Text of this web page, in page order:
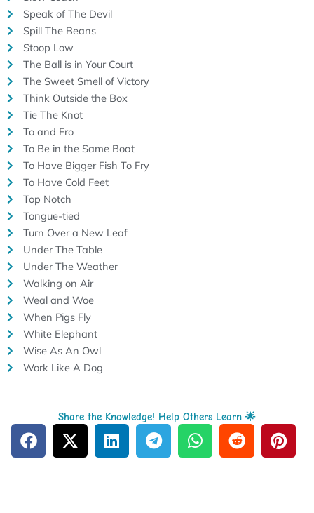
Speak of The Devil
Spill The Beans
Stoop Low
The Ball is in Your Court
The Sweet Smell of Victory
Think Outside the Box
Tie The Knot
To and Fro
To Be in the Same Boat
To Have Bigger Fish To Fry
To Have Cold Feet
Top Notch
Tongue-tied
Turn Over a New Leaf
Under The Table
Under The Weather
Walking on Air
Weal and Woe
When Pigs Fly
White Elephant
Wise As An Owl
Work Like A Dog
Share the Knowledge! Help Others Learn 🌟